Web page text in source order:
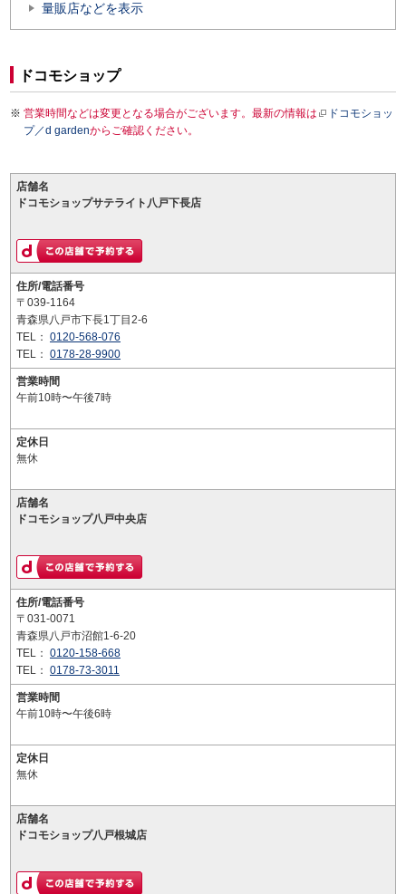
量販店などを表示
ドコモショップ
営業時間などは変更となる場合がございます。最新の情報は
ドコモショッ
プ／d gardenからご確認ください。
店舗名
ドコモショップサテライト八戸下長店
住所/電話番号
〒039-1164
青森県八戸市下長1丁目2-6
TEL： 0120-568-076
TEL： 0178-28-9900
営業時間
午前10時〜午後7時
定休日
無休
店舗名
ドコモショップ八戸中央店
住所/電話番号
〒031-0071
青森県八戸市沼館1-6-20
TEL： 0120-158-668
TEL： 0178-73-3011
営業時間
午前10時〜午後6時
定休日
無休
店舗名
ドコモショップ八戸根城店